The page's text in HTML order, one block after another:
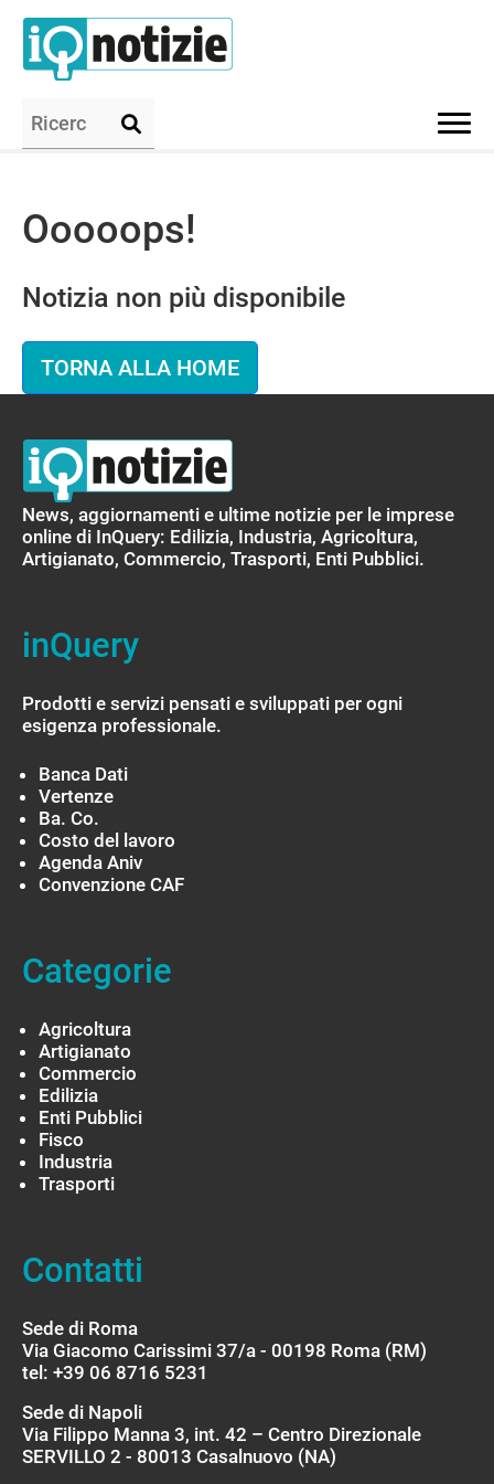
Ooooops!
Notizia non più disponibile
TORNA ALLA HOME
IQ Notizie
News, aggiornamenti e ultime notizie per le imprese
online di InQuery: Edilizia, Industria, Agricoltura,
Artigianato, Commercio, Trasporti, Enti Pubblici.
inQuery
Prodotti e servizi pensati e sviluppati per ogni
esigenza professionale.
Banca Dati
Vertenze
Ba. Co.
Costo del lavoro
Agenda Aniv
Convenzione CAF
Categorie
Agricoltura
Artigianato
Commercio
Edilizia
Enti Pubblici
Fisco
Industria
Trasporti
Contatti
Sede di Roma
Via Giacomo Carissimi 37/a - 00198 Roma (RM)
tel: +39 06 8716 5231
Sede di Napoli
Via Filippo Manna 3, int. 42 – Centro Direzionale
SERVILLO 2 - 80013 Casalnuovo (NA)